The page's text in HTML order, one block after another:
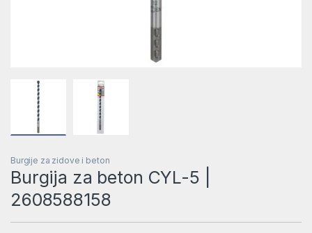
Burgije za zidove i beton
Burgija za beton CYL-5 |
2608588158